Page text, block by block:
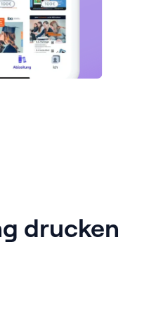
drucken